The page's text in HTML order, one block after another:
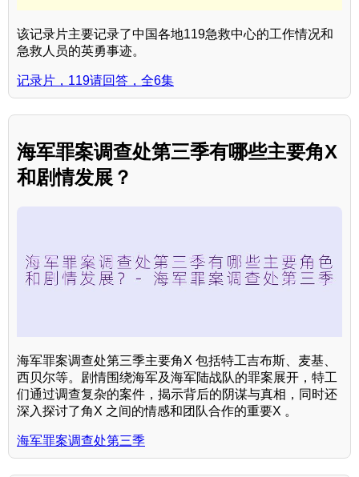
该记录片主要记录了中国各地119急救中心的工作情况和
急救人员的英勇事迹。
记录片，119请回答，全6集
海军罪案调查处第三季有哪些主要角X
和剧情发展？
海军罪案调查处第三季主要角X 包括特工吉布斯、麦基、
西贝尔等。剧情围绕海军及海军陆战队的罪案展开，特工
们通过调查复杂的案件，揭示背后的阴谋与真相，同时还
深入探讨了角X 之间的情感和团队合作的重要X 。
海军罪案调查处第三季